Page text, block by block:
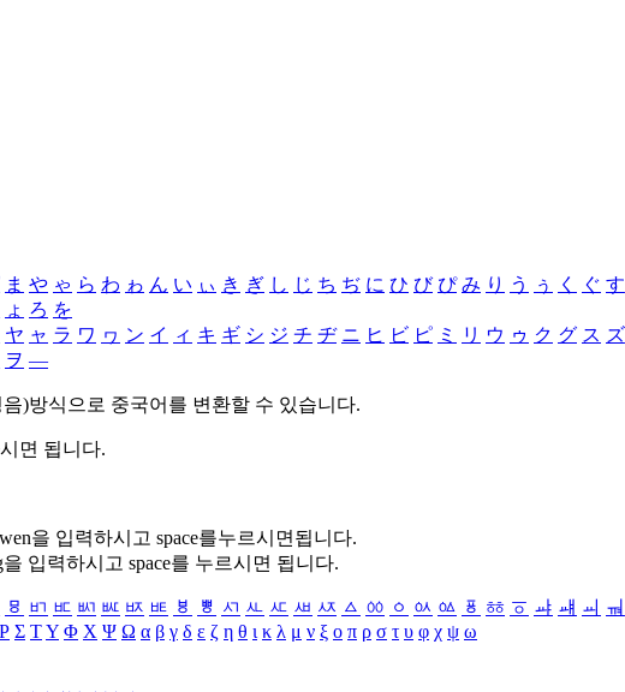
ま や ゃ ら わ ゎ ん い ぃ き ぎ し じ ち ぢ に ひ び ぴ み り う ぅ く ぐ す
ょ ろ を
ヤ ャ ラ ワ ヮ ン イ ィ キ ギ シ ジ チ ヂ ニ ヒ ビ ピ ミ リ ウ ゥ ク グ ス ズ
ヲ ―
)방식으로 중국어를 변환할 수 있습니다.
면 됩니다.
을 입력하시고 space를누르시면됩니다.
을 입력하시고 space를 누르시면 됩니다.
ㅱ ㅲ ㅳ ㅴ ㅵ ㅶ ㅷ ㅸ ㅹ ㅺ ㅻ ㅼ ㅽ ㅾ ㅿ ㆀ ㆁ ㆂ ㆃ ㆄ ㆅ ㆆ ㆇ ㆈ ㆉ ㆊ
Ρ Σ ΤΥ Φ Χ Ψ Ω α β γ δ ε ζ η θ ι κ λ μ ν ξ ο π ρ σ τ υ φ χ ψ ω